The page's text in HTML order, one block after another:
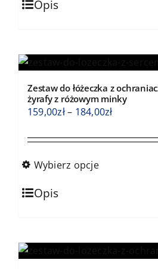
produkt
wariantów.
można
wybrać
stronie
produktu
Opis
Zestaw do łóżeczka z
żyrafy z różowym minky
159,00zł– 184,00złZakres
od
Wybierz opcje
Ten
produkt
wariantów.
Opis